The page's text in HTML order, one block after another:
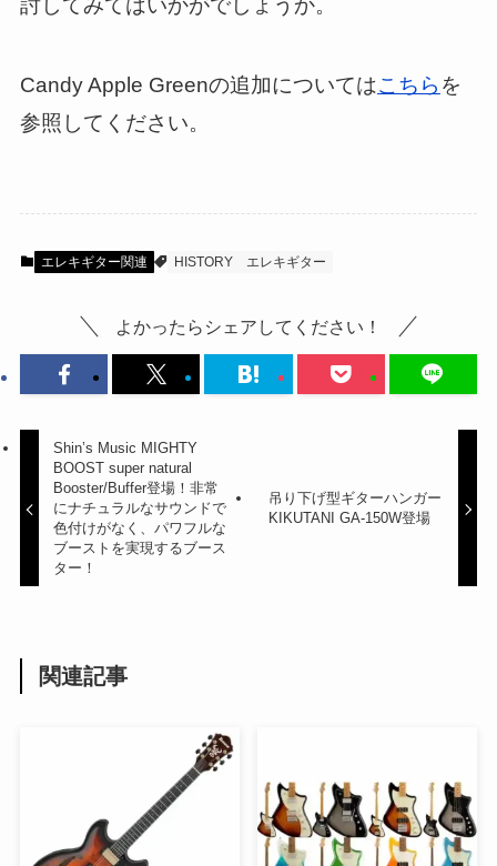
討してみてはいかがでしょうか。
Candy Apple Greenの追加についてはこちら を
参照してください。
エレキギター関連 HISTORY エレキギター
よかったらシェアしてください！
Shin’s Music MIGHTY
BOOST super natural
Booster/Buffer登場！非常
にナチュラルなサウンドで
色付けがなく、パワフルな
ブーストを実現するブース
ター！
吊り下げ型ギターハンガー
KIKUTANI GA-150W登場
関連記事